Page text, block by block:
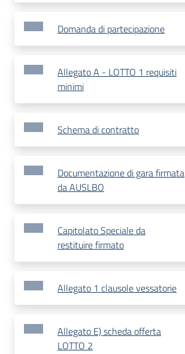
Domanda di partecipazione
Allegato A - LOTTO 1 requisiti
minimi
Schema di contratto
Documentazione di gara firmata
da AUSLBO
Capitolato Speciale da
restituire firmato
Allegato 1 clausole vessatorie
Allegato E) scheda offerta
LOTTO 2